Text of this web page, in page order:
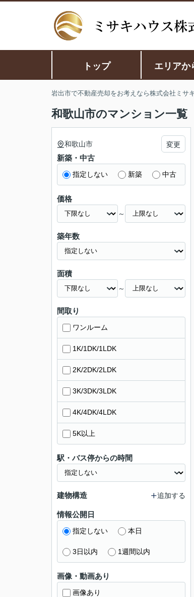
トップ エリアか
岩出市で不動産売却をお考えなら株式会社ミサ
和歌山市のマンション一覧
和歌山市 変更
新築・中古
指定しない 新築 中古
価格
～
築年数
面積
～
間取り
ワンルーム
1K/1DK/1LDK
2K/2DK/2LDK
3K/3DK/3LDK
4K/4DK/4LDK
5K以上
駅・バス停からの時間
建物構造 追加する
情報公開日
指定しない 本日
3日以内 1週間以内
画像・動画あり
画像あり